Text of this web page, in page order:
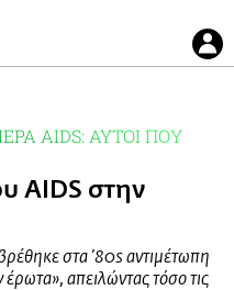
AIDS: ΑΥΤΟΙ ΠΟΥ
AIDS στην
στα ’80s αντιμέτωπη
απειλώντας τόσο τις